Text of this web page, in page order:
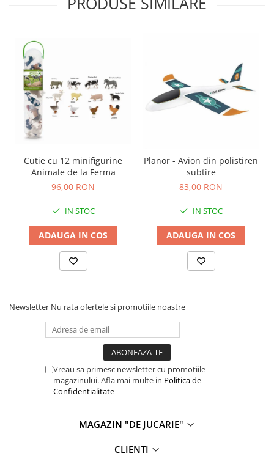
Cutie cu 12 minifigurine
Animale de la Ferma
96,00 RON
IN STOC
ADAUGA IN COS
Planor - Avion din polistiren
subtire
83,00 RON
IN STOC
ADAUGA IN COS
Newsletter Nu rata ofertele si promotiile noastre
Vreau sa primesc newsletter cu promotiile
magazinului. Afla mai multe in Politica de
Confidentialitate
MAGAZIN "DE JUCARIE"
CLIENTI